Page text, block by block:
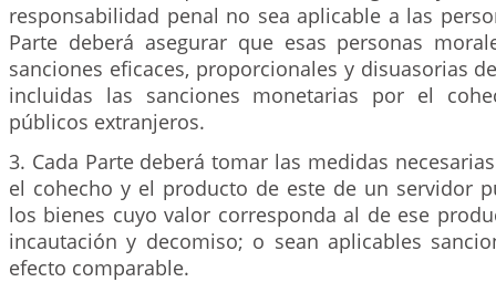
responsabilidad penal no sea aplicable a las
Parte deberá asegurar que esas personas
sanciones eficaces, proporcionales y disuasorias
incluidas las sanciones monetarias por el
públicos extranjeros.
3. Cada Parte deberá tomar las medidas
el cohecho y el producto de este de un servidor
los bienes cuyo valor corresponda al de ese
incautación y decomiso; o sean aplicables
efecto comparable.